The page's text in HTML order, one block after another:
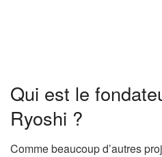
Qui est le
Ryoshi ?
Comme beaucoup d’autres